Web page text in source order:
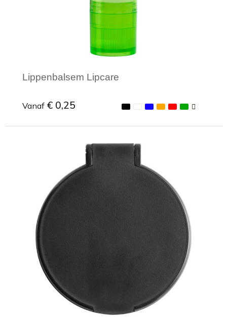
Lippenbalsem Lipcare
Vanaf € 0,25
Minimale afname: 1